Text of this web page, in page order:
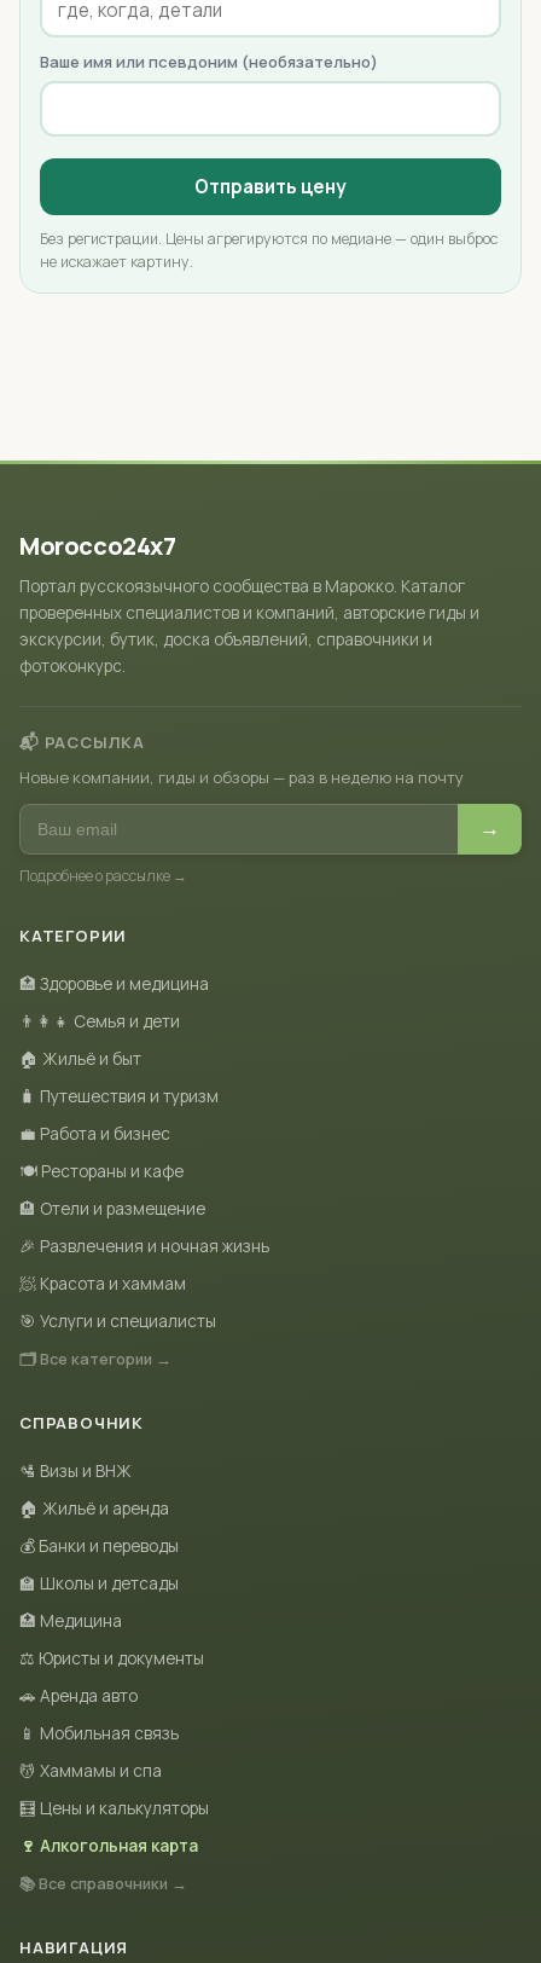
Ваше имя или псевдоним (необязательно)
Отправить цену
Без регистрации. Цены агрегируются по медиане — один выброс
не искажает картину.
Morocco24x7
Портал русскоязычного сообщества в Марокко. Каталог
проверенных специалистов и компаний, авторские гиды и
экскурсии, бутик, доска объявлений, справочники и
фотоконкурс.
📬 РАССЫЛКА
Новые компании, гиды и обзоры — раз в неделю на почту
→
Подробнее о рассылке →
КАТЕГОРИИ
🏥 Здоровье и медицина
👨‍👩‍👧 Семья и дети
🏠 Жильё и быт
🧳 Путешествия и туризм
💼 Работа и бизнес
🍽 Рестораны и кафе
🏨 Отели и размещение
🎉 Развлечения и ночная жизнь
🧖 Красота и хаммам
🎯 Услуги и специалисты
🗂 Все категории →
СПРАВОЧНИК
🛂 Визы и ВНЖ
🏠 Жильё и аренда
💰 Банки и переводы
🏫 Школы и детсады
🏥 Медицина
⚖️ Юристы и документы
🚗 Аренда авто
📱 Мобильная связь
💆 Хаммамы и спа
🧮 Цены и калькуляторы
🍷 Алкогольная карта
📚 Все справочники →
НАВИГАЦИЯ